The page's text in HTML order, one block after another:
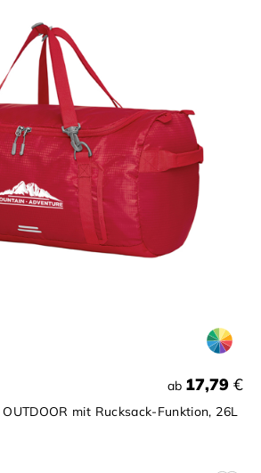
ab 17,79 €
mit Rucksack-Funktion, 26L